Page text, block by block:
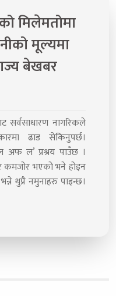
मिलेमतोमा
मूल्यमा
बेखबर
सर्वसाधारण नागरिकले
ढाड सेकिनुपर्छ।
अफ ल’ प्रश्रय पाउँछ ।
कमजोर भएको भने होइन
थुप्रै नमुनाहरु पाइन्छ।